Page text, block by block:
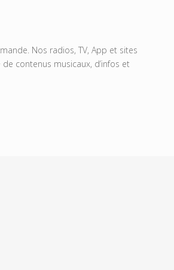
Nos radios, TV, App et sites
contenus musicaux, d’infos et